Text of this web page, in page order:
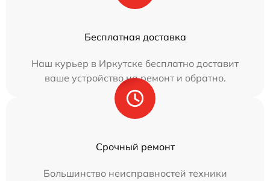
Бесплатная доставка
Наш курьер в Иркутске бесплатно доставит
ваше устройство на ремонт и обратно.
Срочный ремонт
Большинство неисправностей техники